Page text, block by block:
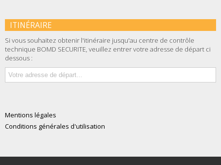
ITINÉRAIRE
Si vous souhaitez obtenir l'itinéraire jusqu'au centre de contrôle
technique BOMD SECURITE, veuillez entrer votre adresse de départ ci
dessous :
Mentions légales
Conditions générales d'utilisation